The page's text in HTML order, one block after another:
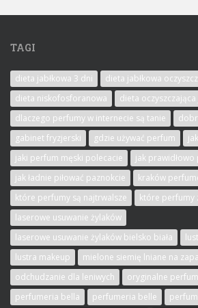
TAGI
dieta jabłkowa 3 dni
dieta jabłkowa
dieta niskofosforanowa
dieta oczyszczająca
dlaczego perfumy w internecie są tanie
gabinet fryzjerski
gdzie używać perfum
jaki perfum męski polecacie
jak prawidłowo
jak ładnie piłować paznokcie
kraków
które perfumy są najtrwalsze
które perfumy
laserowe usuwanie żylaków
laserowe usuwanie żylaków bielsko biała
lustra makeup
mielone siemię lniane na
odchudzanie dla leniwych
oryginalne
perfumeria bella
perfumeria belle